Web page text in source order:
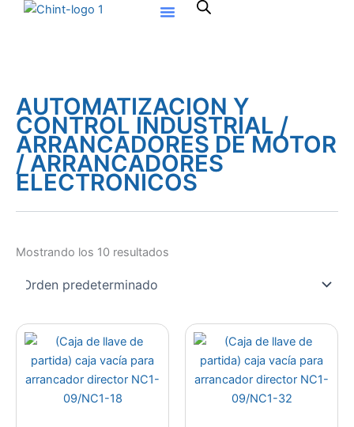
AUTOMATIZACION Y
CONTROL INDUSTRIAL /
ARRANCADORES DE MOTOR
/ ARRANCADORES
ELECTRONICOS
Mostrando los 10 resultados